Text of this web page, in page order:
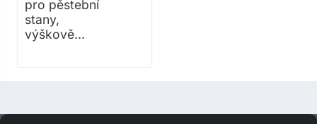
pro pěstební
stany,
výškově...